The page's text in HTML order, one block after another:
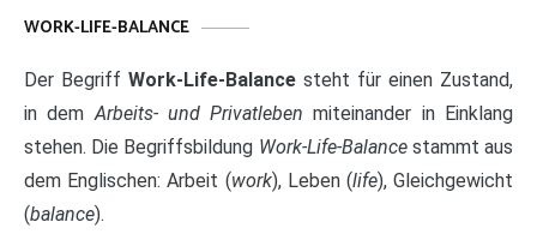
WORK-LIFE-BALANCE
Der Begriff Work-Life-Balance steht für einen Zustand,
in demArbeits- und Privatleben miteinander in Einklang
stehen. Die Begriffsbildung Work-Life-Balancestammt aus
dem Englischen: Arbeit (work), Leben (life), Gleichgewicht
(balance).